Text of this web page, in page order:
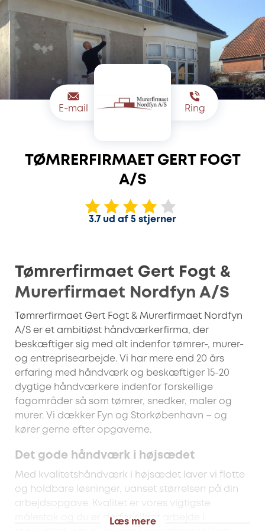
E-mail Ring
TØMRERFIRMAET GERT FOGT
A/S
3.7 ud af 5 stjerner
Tømrerfirmaet Gert Fogt &
Murerfirmaet Nordfyn A/S
Tømrerfirmaet Gert Fogt & Murerfirmaet Nordfyn
A/S er et ambitiøst håndværkerfirma, der
beskæftiger sig med alt indenfor tømrer-, murer-
og entreprisearbejde. Vi har mere end 20 års
erfaring med håndværk og beskæftiger 15-20
dygtige håndværkere indenfor forskellige
fagområder så som tømrer, snedker, maler og
murer. Vi dækker Fyn og Storkøbenhavn – og
kører gerne efter opgaverne.
Det gode håndværk i højsædet
Med kvalitetshåndværk i højsædet laver vi flotte
og holdbare løsninger, uanset størrelsen på din
arbejdsopgave. Kvalitet er vores vigtigste
målestok og du er derfor sikret arbejde i
Læs mere